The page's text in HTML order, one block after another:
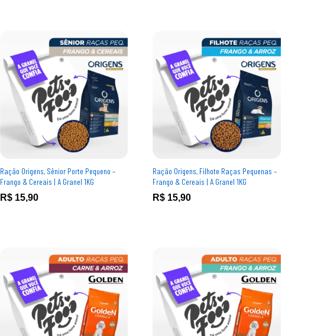
Ração Origens, Sênior Porte Pequeno –
Frango & Cereais | A Granel 1KG
R$15,90
R$15,90
Ração Origens, Filhote Raças Pequenas –
Frango & Cereais | A Granel 1KG
R$ 15,90
R$ 15,90